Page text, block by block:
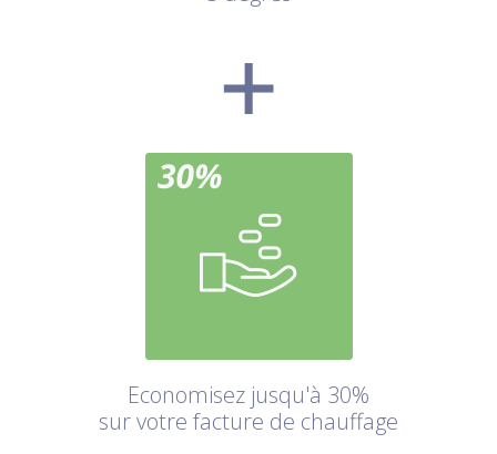
Economisez jusqu'à 30%
sur votre facture de chauffage